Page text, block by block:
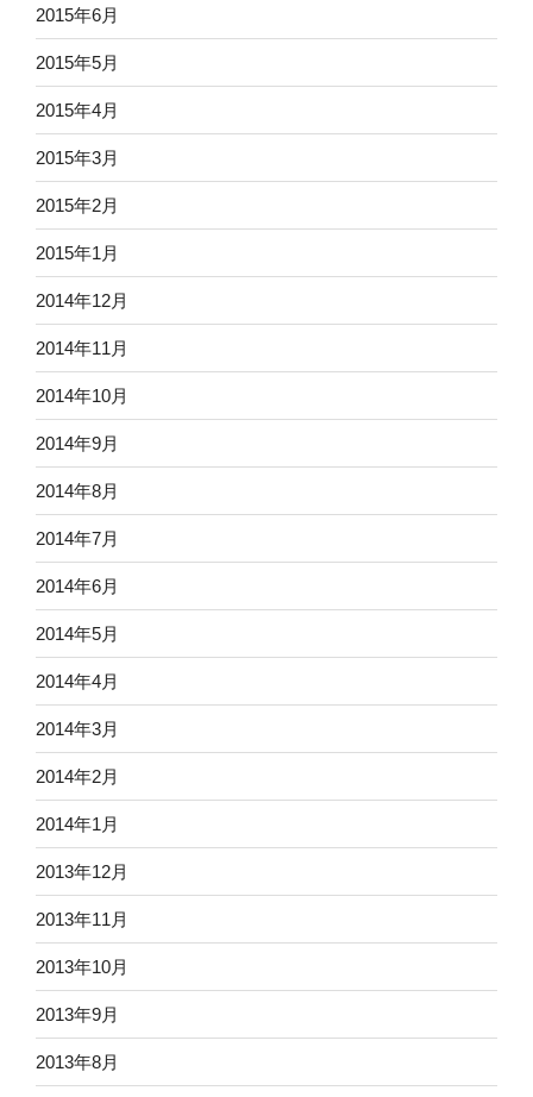
2015年6月
2015年5月
2015年4月
2015年3月
2015年2月
2015年1月
2014年12月
2014年11月
2014年10月
2014年9月
2014年8月
2014年7月
2014年6月
2014年5月
2014年4月
2014年3月
2014年2月
2014年1月
2013年12月
2013年11月
2013年10月
2013年9月
2013年8月